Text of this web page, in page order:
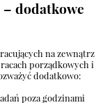
dodatkowe
na zewnątrz
porządkowych i
dodatkowo:
poza godzinami